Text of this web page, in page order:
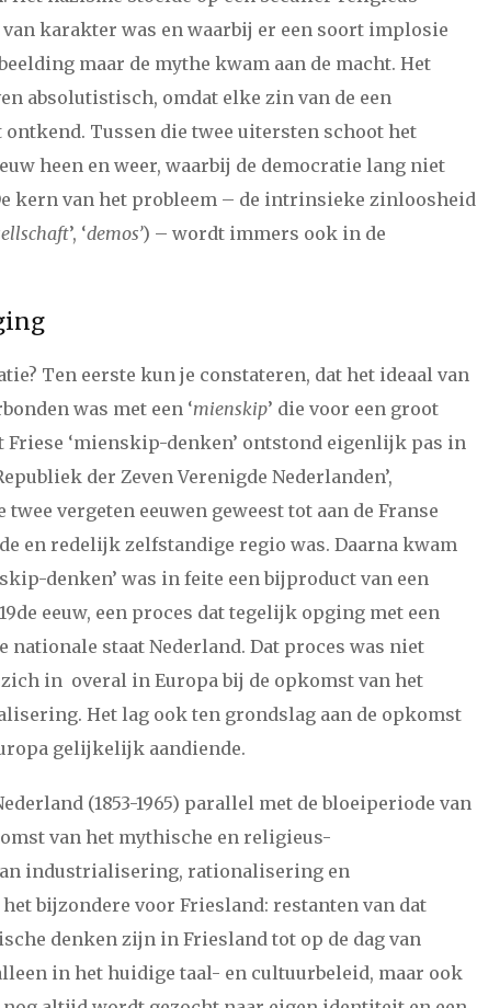
karakter was en waarbij er een soort implosie
maar de mythe kwam aan de macht. Het
absolutistisch, omdat elke zin van de een
Tussen die twee uitersten schoot het
heen en weer, waarbij de democratie lang niet
kern van het probleem – de intrinsieke zinloosheid
’, ‘demos’) – wordt immers ook in de
Ten eerste kun je constateren, dat het ideaal van
was met een ‘mienskip’ die voor een groot
Friese ‘mienskip-denken’ ontstond eigenlijk pas in
der Zeven Verenigde Nederlanden’,
vergeten eeuwen geweest tot aan de Franse
en redelijk zelfstandige regio was. Daarna kwam
denken’ was in feite een bijproduct van een
eeuw, een proces dat tegelijk opging met een
staat Nederland. Dat proces was niet
in overal in Europa bij de opkomst van het
Het lag ook ten grondslag aan de opkomst
gelijkelijk aandiende.
(1853-1965) parallel met de bloeiperiode van
van het mythische en religieus-
industrialisering, rationalisering en
bijzondere voor Friesland: restanten van dat
denken zijn in Friesland tot op de dag van
in het huidige taal- en cultuurbeleid, maar ook